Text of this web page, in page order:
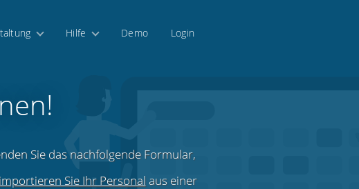
Hilfe Demo Login
Sie das nachfolgende Formular,
importieren Sie Ihr Personal aus einer